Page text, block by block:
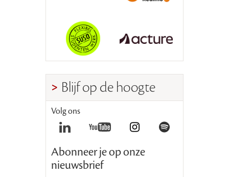
Blijf op de hoogte
Volg ons
Abonneer je op onze
nieuwsbrief